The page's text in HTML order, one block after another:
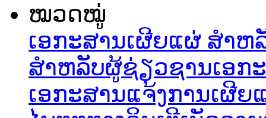
ໝວດໝູ່
ເອກະສານເຜີຍແຜ່ ສຳຫ
ສຳຫລັບຜູ້ຊ່ຽວຊານເອ​ກ
ເອກະສານແຈ້ງການເຜີຍ